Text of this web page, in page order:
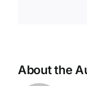
About the